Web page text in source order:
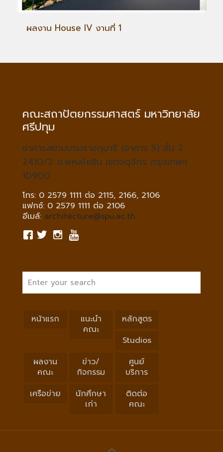
ผลงาน House IV งานที่ 1
คณะสถาปัตยกรรมศาสตร์ มหาวิทยาลัย
ศรีปทุม
อาคารสยามบรมราชกุมารี (อาคาร 5) ชั้น 2
2410/2 ถ.พหลโยธิน เขตจตุจักร กรุงเทพฯ
10900
โทร: 0 2579 1111 ต่อ 2115, 2166, 2106
แฟกซ์: 0 2579 1111 ต่อ 2106
อีเมล์: architecture@spu.ac.th
หน้าแรก
แนะนำ
คณะ
หลักสูตร
Studios
ผลงาน
คณะ
ข่าว/
กิจกรรม
ศูนย์
บริการ
เครือข่าย
นักศึกษา
เก่า
ติดต่อ
คณะ